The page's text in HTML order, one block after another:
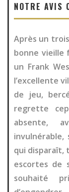
NOTRE AVIS
Après un
bonne vieille
un Frank
l’excellente
de jeu,
regrette
absente,
qui disparaît,
escortes de
souhaité